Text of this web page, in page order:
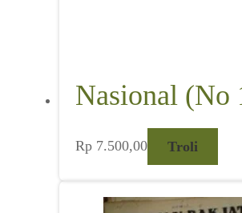
Nasional (No
Rp7.500,00 Troli